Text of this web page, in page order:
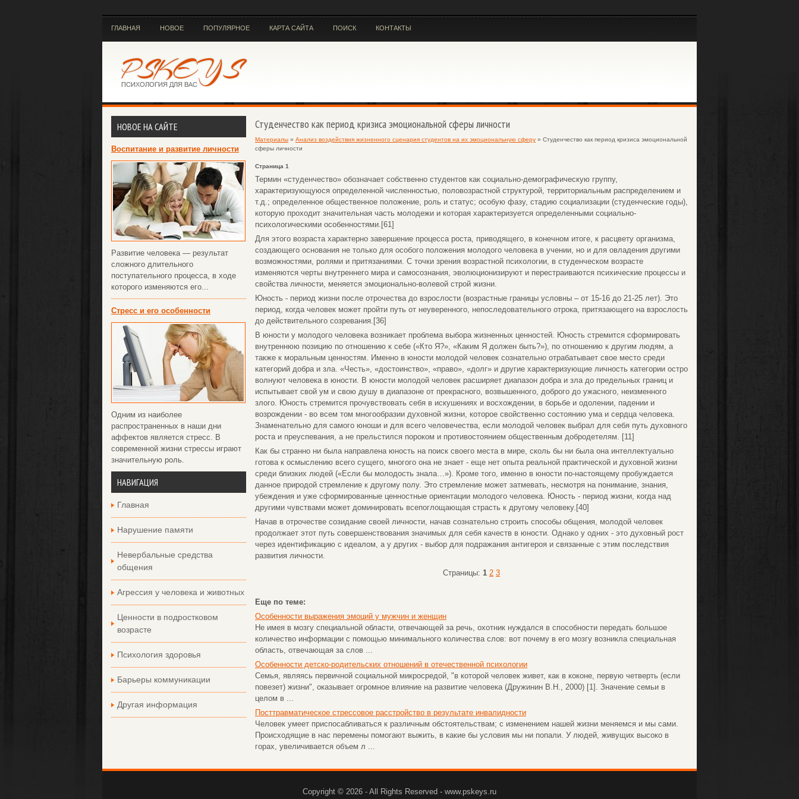
ГЛАВНАЯ НОВОЕ ПОПУЛЯРНОЕ КАРТА САЙТА ПОИСК КОНТАКТЫ
НОВОЕ НА САЙТЕ
Воспитание и развитие личности
Развитие человека — результат
сложного длительного
поступательного процесса, в ходе
которого изменяются его...
Стресс и его особенности
Одним из наиболее
распространенных в наши дни
аффектов является стресс. В
современной жизни стрессы играют
значительную роль.
НАВИГАЦИЯ
Главная
Нарушение памяти
Невербальные средства
общения
Агрессия у человека и животных
Ценности в подростковом
возрасте
Психология здоровья
Барьеры коммуникации
Другая информация
Студенчество как период кризиса эмоциональной сферы личности
Материалы » Анализ воздействия жизненного сценария студентов на их эмоциональную сферу » Студенчество как период кризиса эмоциональной
сферы личности
Страница 1
Термин «студенчество» обозначает собственно студентов как социально-демографическую группу,
характеризующуюся определенной численностью, половозрастной структурой, территориальным распределением и
т.д.; определенное общественное положение, роль и статус; особую фазу, стадию социализации (студенческие годы),
которую проходит значительная часть молодежи и которая характеризуется определенными социально-
психологическими особенностями.[61]
Для этого возраста характерно завершение процесса роста, приводящего, в конечном итоге, к расцвету организма,
создающего основания не только для особого положения молодого человека в учении, но и для овладения другими
возможностями, ролями и притязаниями. С точки зрения возрастной психологии, в студенческом возрасте
изменяются черты внутреннего мира и самосознания, эволюционизируют и перестраиваются психические процессы и
свойства личности, меняется эмоционально-волевой строй жизни.
Юность - период жизни после отрочества до взрослости (возрастные границы условны – от 15-16 до 21-25 лет). Это
период, когда человек может пройти путь от неуверенного, непоследовательного отрока, притязающего на взрослость
до действительного созревания.[36]
В юности у молодого человека возникает проблема выбора жизненных ценностей. Юность стремится сформировать
внутреннюю позицию по отношению к себе («Кто Я?», «Каким Я должен быть?»), по отношению к другим людям, а
также к моральным ценностям. Именно в юности молодой человек сознательно отрабатывает свое место среди
категорий добра и зла. «Честь», «достоинство», «право», «долг» и другие характеризующие личность категории остро
волнуют человека в юности. В юности молодой человек расширяет диапазон добра и зла до предельных границ и
испытывает свой ум и свою душу в диапазоне от прекрасного, возвышенного, доброго до ужасного, неизменного
злого. Юность стремится прочувствовать себя в искушениях и восхождении, в борьбе и одолении, падении и
возрождении - во всем том многообразии духовной жизни, которое свойственно состоянию ума и сердца человека.
Знаменательно для самого юноши и для всего человечества, если молодой человек выбрал для себя путь духовного
роста и преуспевания, а не прельстился пороком и противостоянием общественным добродетелям. [11]
Как бы странно ни была направлена юность на поиск своего места в мире, сколь бы ни была она интеллектуально
готова к осмыслению всего сущего, многого она не знает - еще нет опыта реальной практической и духовной жизни
среди близких людей («Если бы молодость знала…»). Кроме того, именно в юности по-настоящему пробуждается
данное природой стремление к другому полу. Это стремление может затмевать, несмотря на понимание, знания,
убеждения и уже сформированные ценностные ориентации молодого человека. Юность - период жизни, когда над
другими чувствами может доминировать всепоглощающая страсть к другому человеку.[40]
Начав в отрочестве созидание своей личности, начав сознательно строить способы общения, молодой человек
продолжает этот путь совершенствования значимых для себя качеств в юности. Однако у одних - это духовный рост
через идентификацию с идеалом, а у других - выбор для подражания антигероя и связанные с этим последствия
развития личности.
Страницы: 1 2 3
Еще по теме:
Особенности выражения эмоций у мужчин и женщин
Не имея в мозгу специальной области, отвечающей за речь, охотник нуждался в способности передать большое
количество информации с помощью минимального количества слов: вот почему в его мозгу возникла специальная
область, отвечающая за слов ...
Особенности детско-родительских отношений в отечественной психологии
Семья, являясь первичной социальной микросредой, "в которой человек живет, как в коконе, первую четверть (если
повезет) жизни", оказывает огромное влияние на развитие человека (Дружинин В.Н., 2000) [1]. Значение семьи в
целом в ...
Посттравматическое стрессовое расстройство в результате инвалидности
Человек умеет приспосабливаться к различным обстоятельствам; с изменением нашей жизни меняемся и мы сами.
Происходящие в нас перемены помогают выжить, в какие бы условия мы ни попали. У людей, живущих высоко в
горах, увеличивается объем л ...
Copyright © 2026 - All Rights Reserved - www.pskeys.ru